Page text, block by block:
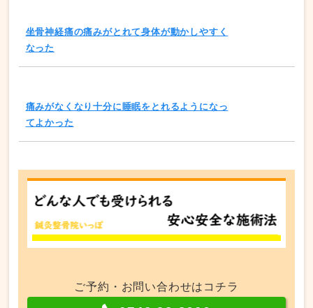
坐骨神経痛の痛みがとれて身体が動かしやすく
なった
痛みがなくなり十分に睡眠をとれるようになっ
てよかった
ご予約・お問い合わせはコチラ